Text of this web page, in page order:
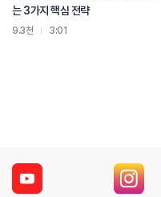
는 3가지 핵심 전략
9.3천 3:01